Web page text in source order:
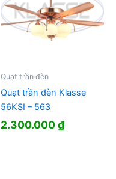
Quạt trần đèn
Quạt trần đèn Klasse
56KSI – 563
2.300.000₫